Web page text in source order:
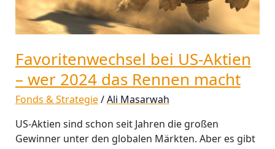
Favoritenwechsel bei US-Aktien
– wer 2024 das Rennen macht
Fonds & Strategie/Ali Masarwah
US-Aktien sind schon seit Jahren die großen
Gewinner unter den globalen Märkten. Aber es gibt